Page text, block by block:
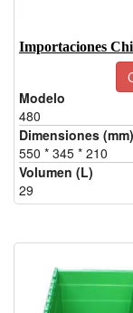
Modelo
480
Dimensiones (mm)
550 * 345 * 210
Volumen (L)
29